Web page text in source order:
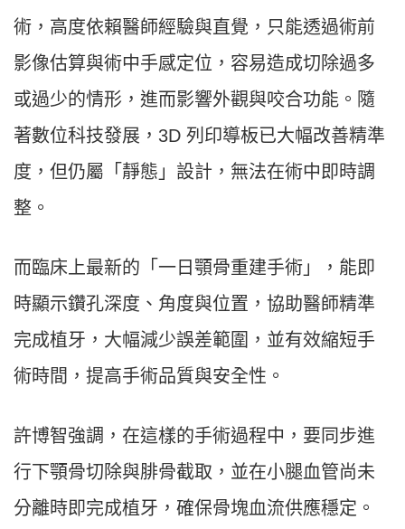
術，高度依賴醫師經驗與直覺，只能透過術前
影像估算與術中手感定位，容易造成切除過多
或過少的情形，進而影響外觀與咬合功能。隨
著數位科技發展，3D 列印導板已大幅改善精準
度，但仍屬「靜態」設計，無法在術中即時調
整。
而臨床上最新的「一日顎骨重建手術」，能即
時顯示鑽孔深度、角度與位置，協助醫師精準
完成植牙，大幅減少誤差範圍，並有效縮短手
術時間，提高手術品質與安全性。
許博智強調，在這樣的手術過程中，要同步進
行下顎骨切除與腓骨截取，並在小腿血管尚未
分離時即完成植牙，確保骨塊血流供應穩定。